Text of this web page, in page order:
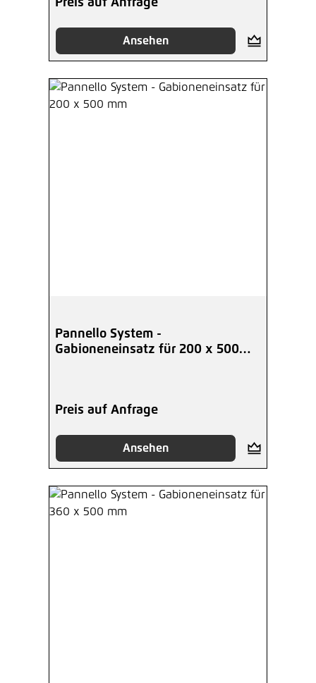
Preis auf Anfrage
Ansehen
Pannello System -
Gabioneneinsatz für 200 x 500
Preis auf Anfrage
Ansehen